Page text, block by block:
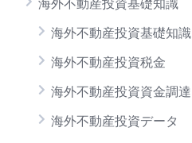
海外不動産投資基礎知識
海外不動産投資基礎知識
海外不動産投資税金
海外不動産投資資金調達
海外不動産投資データ